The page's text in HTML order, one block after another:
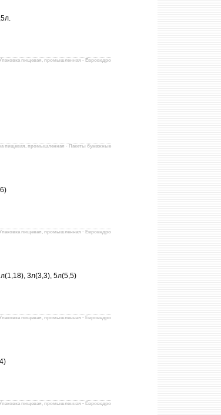
пищевая, промышленная - Евроведро
пищевая, промышленная - Пакеты бумажные
пищевая, промышленная - Евроведро
3л(3,3), 5л(5,5)
пищевая, промышленная - Евроведро
пищевая, промышленная - Евроведро